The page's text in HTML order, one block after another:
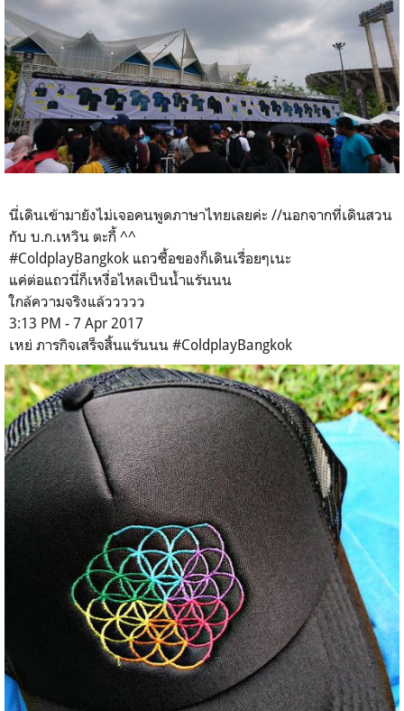
นี่เดินเข้ามายังไม่เจอคนพูดภาษาไทยเลยค่ะ //นอกจากที่เดินสวน
กับ บ.ก.เหวิน ตะกี้ ^^
#ColdplayBangkok แถวซื้อของก็เดินเรื่อยๆเนะ
แค่ต่อแถวนี่ก็เหงื่อไหลเป็นน้ำแร้นนน
ใกล้ความจริงแล้ววววว
3:13 PM - 7 Apr 2017
เหย่ ภารกิจเสร็จสิ้นแร้นนน #ColdplayBangkok